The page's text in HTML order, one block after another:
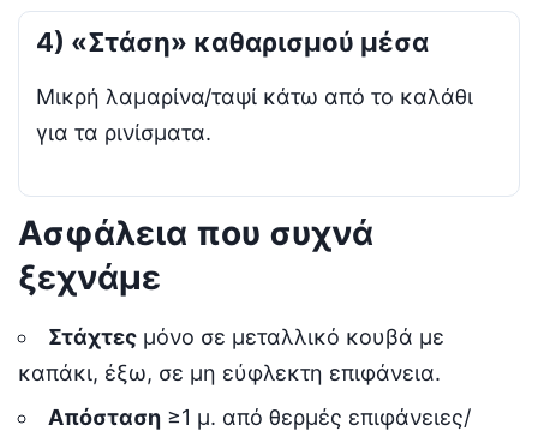
4) «Στάση» καθαρισμού μέσα
Μικρή λαμαρίνα/ταψί κάτω από το καλάθι
για τα ρινίσματα.
Ασφάλεια που συχνά
ξεχνάμε
Στάχτες μόνο σε μεταλλικό κουβά με
καπάκι, έξω, σε μη εύφλεκτη επιφάνεια.
Απόσταση ≥1 μ. από θερμές επιφάνειες/